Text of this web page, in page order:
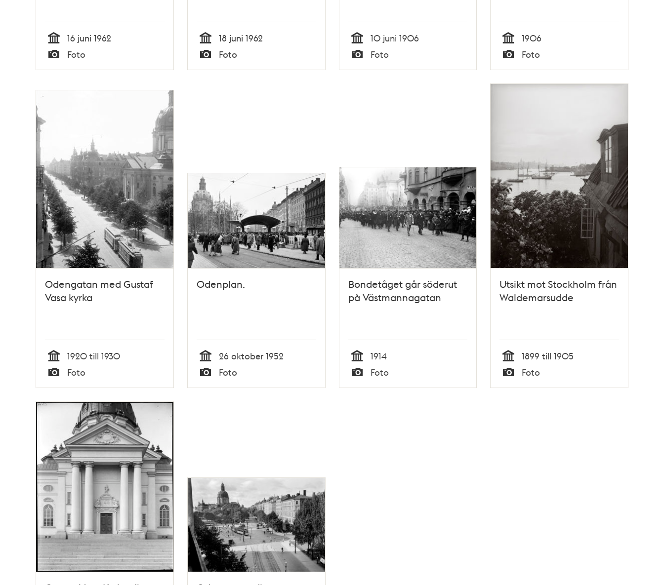
Tid
16 juni 1962
Foto Tid
18 juni 1962
Foto Tid
10 juni 1906
Foto Tid
1906
Foto
Odengatan med Gustaf
Vasa kyrka
Tid
1920 till 1930
Foto
Odenplan.
Tid
26 oktober 1952
Foto
Bondetåget går söderut
på Västmannagatan
Tid
1914
Foto
Utsikt mot Stockholm från
Waldemarsudde
Tid
1899 till 1905
Foto